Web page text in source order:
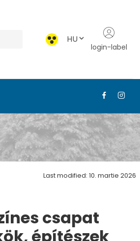
HU
login-label
Last modified: 10. martie 2026
csapat
építészek